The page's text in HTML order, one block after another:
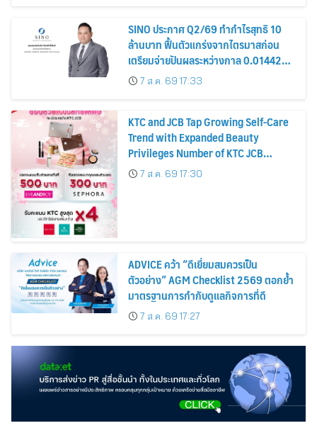
SINO ประกาศ Q2/69 ทำกำไรสุทธิ 10
ล้านบาท ฟื้นตัวแกร่งจากไตรมาสก่อน
เตรียมจ่ายปันผลระหว่างกาล 0.014423
บาทต่อหุ้น ครึ่งปีหลังมุ่งเติบโตต่อเนื่อง
7 ส.ค. 69 17:33
KTC and JCB Tap Growing Self-Care
Trend with Expanded Beauty
Privileges Number of KTC JCB
Cardmembers Spending on
Cosmetics Rises 26%
7 ส.ค. 69 17:30
ADVICE คว้า “ดีเยี่ยมสมควรเป็น
ตัวอย่าง” AGM Checklist 2569 ตอกย้ำ
มาตรฐานการกำกับดูแลกิจการที่ดี
7 ส.ค. 69 17:27